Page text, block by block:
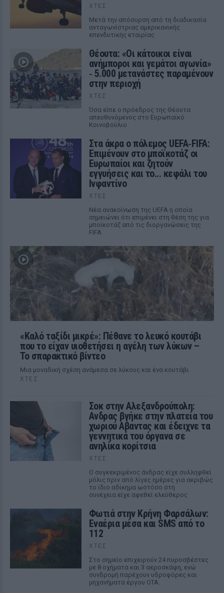
ΧΤΕΣ
Μετά την απόσυρση από τη διαδικασία
ανταγωνίστριας αμερικανικής
επενδυτικής εταιρίας
Θέουτα: «Οι κάτοικοι είναι
ανήμποροι και γεμάτοι αγωνία»
‑ 5.000 μετανάστες παραμένουν
στην περιοχή
ΧΤΕΣ
Όσα είπε ο πρόεδρος της Θέουτα
απευθυνόμενος στο Ευρωπαϊκό
Κοινοβούλιο
Στα άκρα ο πόλεμος UEFA‑FIFA:
Επιμένουν στο μποϊκοτάζ οι
Ευρωπαίοι και ζητούν
εγγυήσεις και το... κεφάλι του
Ινφαντίνο
ΧΤΕΣ
Νέα ανακοίνωση της UEFA η οποία
σημειώνει ότι επιμένει στη θέση της για
μποϊκοτάζ από τις διοργανώσεις της
FIFA
«Καλό ταξίδι μικρέ»: Πέθανε το λευκό κουτάβι
που το είχαν υιοθετήσει η αγέλη των λύκων –
Το σπαρακτικό βίντεο
Μια μοναδική σχέση ανάμεσα σε λύκους και ένα κουτάβι
ΧΤΕΣ
Σοκ στην Αλεξανδρούπολη:
Ανδρας βγήκε στην πλατεία του
χωριού Αβαντας και έδειχνε τα
γεννητικά του όργανα σε
ανηλίκα κορίτσια
ΧΤΕΣ
Ο συγκεκριμένος άνδρας είχε συλληφθεί
μόλις πριν από λίγες ημέρες για ακριβώς
το ίδιο αδίκημα ωστόσο στη
συνέχεια είχε αφεθεί ελεύθερος
Φωτιά στην Κρήνη Φαρσάλων:
Εναέρια μέσα και SMS από το
112
ΧΤΕΣ
Στο σημείο επιχειρούν 24 πυροσβέστες
με 8 οχήματα και 3 αεροσκάφη, ενώ
συνδρομή παρέχουν υδροφόρες και
μηχανήματα έργου ΟΤΑ.